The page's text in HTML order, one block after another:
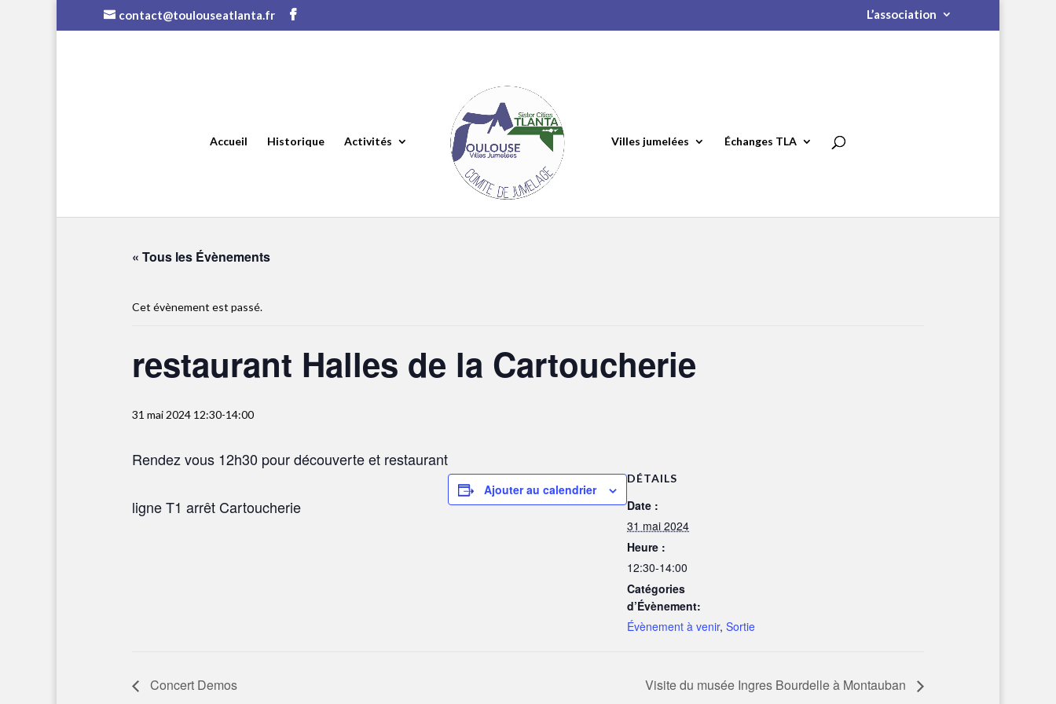
contact@toulouseatlanta.fr L’association
Accueil Historique Activités Villes jumelées Échanges TLA
« Tous les Évènements
Cet évènement est passé.
restaurant Halles de la Cartoucherie
31 mai 2024 12:30-14:00
Rendez vous 12h30 pour découverte et restaurant
ligne T1 arrêt Cartoucherie
Ajouter au calendrier
DÉTAILS
Date :
31 mai 2024
Heure :
12:30-14:00
Catégories
d’Évènement:
Évènement à venir, Sortie
Concert Demos Visite du musée Ingres Bourdelle à Montauban